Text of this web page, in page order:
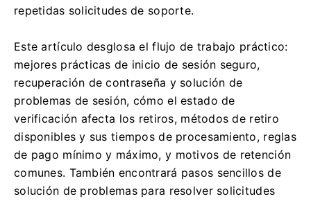
repetidas solicitudes de soporte.
Este artículo desglosa el flujo de trabajo práctico:
mejores prácticas de inicio de sesión seguro,
recuperación de contraseña y solución de
problemas de sesión, cómo el estado de
verificación afecta los retiros, métodos de retiro
disponibles y sus tiempos de procesamiento, reglas
de pago mínimo y máximo, y motivos de retención
comunes. También encontrará pasos sencillos de
solución de problemas para resolver solicitudes